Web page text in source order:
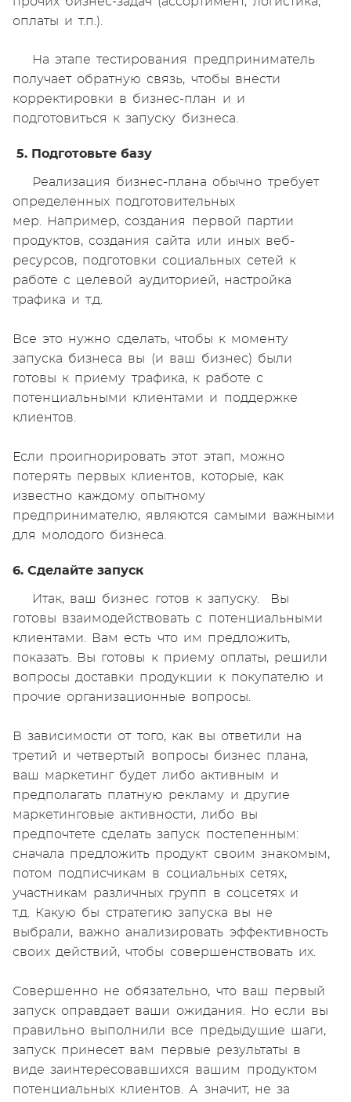
оплаты и т.п.).
На этапе тестирования предприниматель
получает обратную связь, чтобы внести
корректировки в бизнес-план и и
подготовиться к запуску бизнеса.
5. Подготовьте базу
Реализация бизнес-плана обычно требует
определенных подготовительных
мер. Например, создания первой партии
продуктов, создания сайта или иных веб-
ресурсов, подготовки социальных сетей к
работе с целевой аудиторией, настройка
трафика и т.д.
Все это нужно сделать, чтобы к моменту
запуска бизнеса вы (и ваш бизнес) были
готовы к приему трафика, к работе с
потенциальными клиентами и поддержке
клиентов.
Если проигнорировать этот этап, можно
потерять первых клиентов, которые, как
известно каждому опытному
предпринимателю, являются самыми важными
для молодого бизнеса.
6. Сделайте запуск
Итак, ваш бизнес готов к запуску. Вы
готовы взаимодействовать с потенциальными
клиентами. Вам есть что им предложить,
показать. Вы готовы к приему оплаты, решили
вопросы доставки продукции к покупателю и
прочие организационные вопросы.
В зависимости от того, как вы ответили на
третий и четвертый вопросы бизнес плана,
ваш маркетинг будет либо активным и
предполагать платную рекламу и другие
маркетинговые активности, либо вы
предпочтете сделать запуск постепенным:
сначала предложить продукт своим знакомым,
потом подписчикам в социальных сетях,
участникам различных групп в соцсетях и
т.д. Какую бы стратегию запуска вы не
выбрали, важно анализировать эффективность
своих действий, чтобы совершенствовать их.
Совершенно не обязательно, что ваш первый
запуск оправдает ваши ожидания. Но если вы
правильно выполнили все предыдущие шаги,
запуск принесет вам первые результаты в
виде заинтересовавшихся вашим продуктом
потенциальных клиентов. А значит, не за